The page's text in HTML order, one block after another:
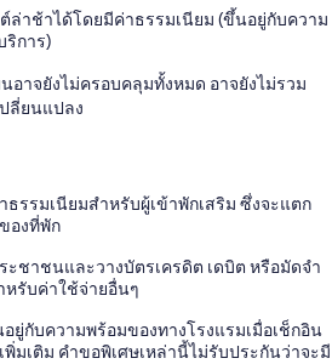
ต์ล่าช้าได้โดยมีค่าธรรมเนียม (ขึ้นอยู่กับความ
ริการ)
อาจยังไม่ครอบคลุมทั้งหมด อาจยังไม่รวม
ลี่ยนแปลง
ธรรมเนียมสำหรับผู้เข้าพักเสริม ซึ่งจะแตก
องที่พัก
ะชาชนและวางบัตรเครดิต เดบิต หรือมัดจำ
หรับค่าใช้จ่ายอื่นๆ
ยู่กับความพร้อมของทางโรงแรมเมื่อเช็กอิน
พิ่มเติม คำขอพิเศษเหล่านี้ไม่รับประกันว่าจะมี